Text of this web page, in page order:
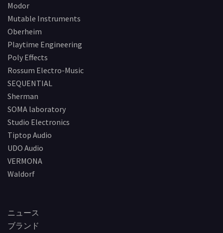
Modor
Mutable Instruments
Oberheim
Playtime Engineering
Poly Effects
Rossum Electro-Music
SEQUENTIAL
Sherman
SOMA laboratory
Studio Electronics
Tiptop Audio
UDO Audio
VERMONA
Waldorf
ニュース
ブランド